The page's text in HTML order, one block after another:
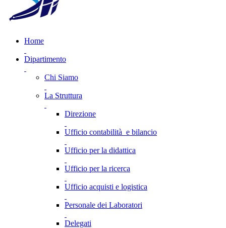
Home
Dipartimento
Chi Siamo
La Struttura
Direzione
Ufficio contabilità e bilancio
Ufficio per la didattica
Ufficio per la ricerca
Ufficio acquisti e logistica
Personale dei Laboratori
Delegati